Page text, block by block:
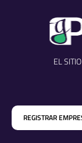
EL
REGISTRAR